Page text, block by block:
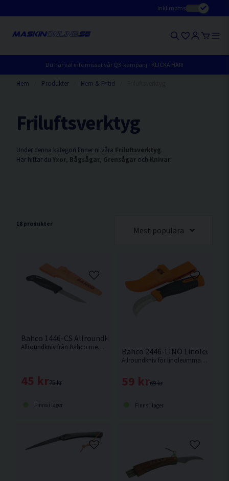
Inkl.moms
Du har väl inte missat vår Q3-kampanj - KLICKA HÄR!
Hem Produkter Hem & Fritid
Friluftsverktyg
Under denna kategori finner ni våra Friluftsverktyg
Här hittar du Yxor, Bågsågar, Grensågar och Knivar
18 produkter
Mest populära
Bahco 1446-CS Allroundkniv m. Hölster
Allroundkniv från Bahco med kolstålsblad och enkomponentshandtag.
75 kr
45 kr
Finns i lager
Bahco 2446-LINO
Allroundkniv för linoleummattor från Bahco.
69 kr
59 kr
Finns i lager